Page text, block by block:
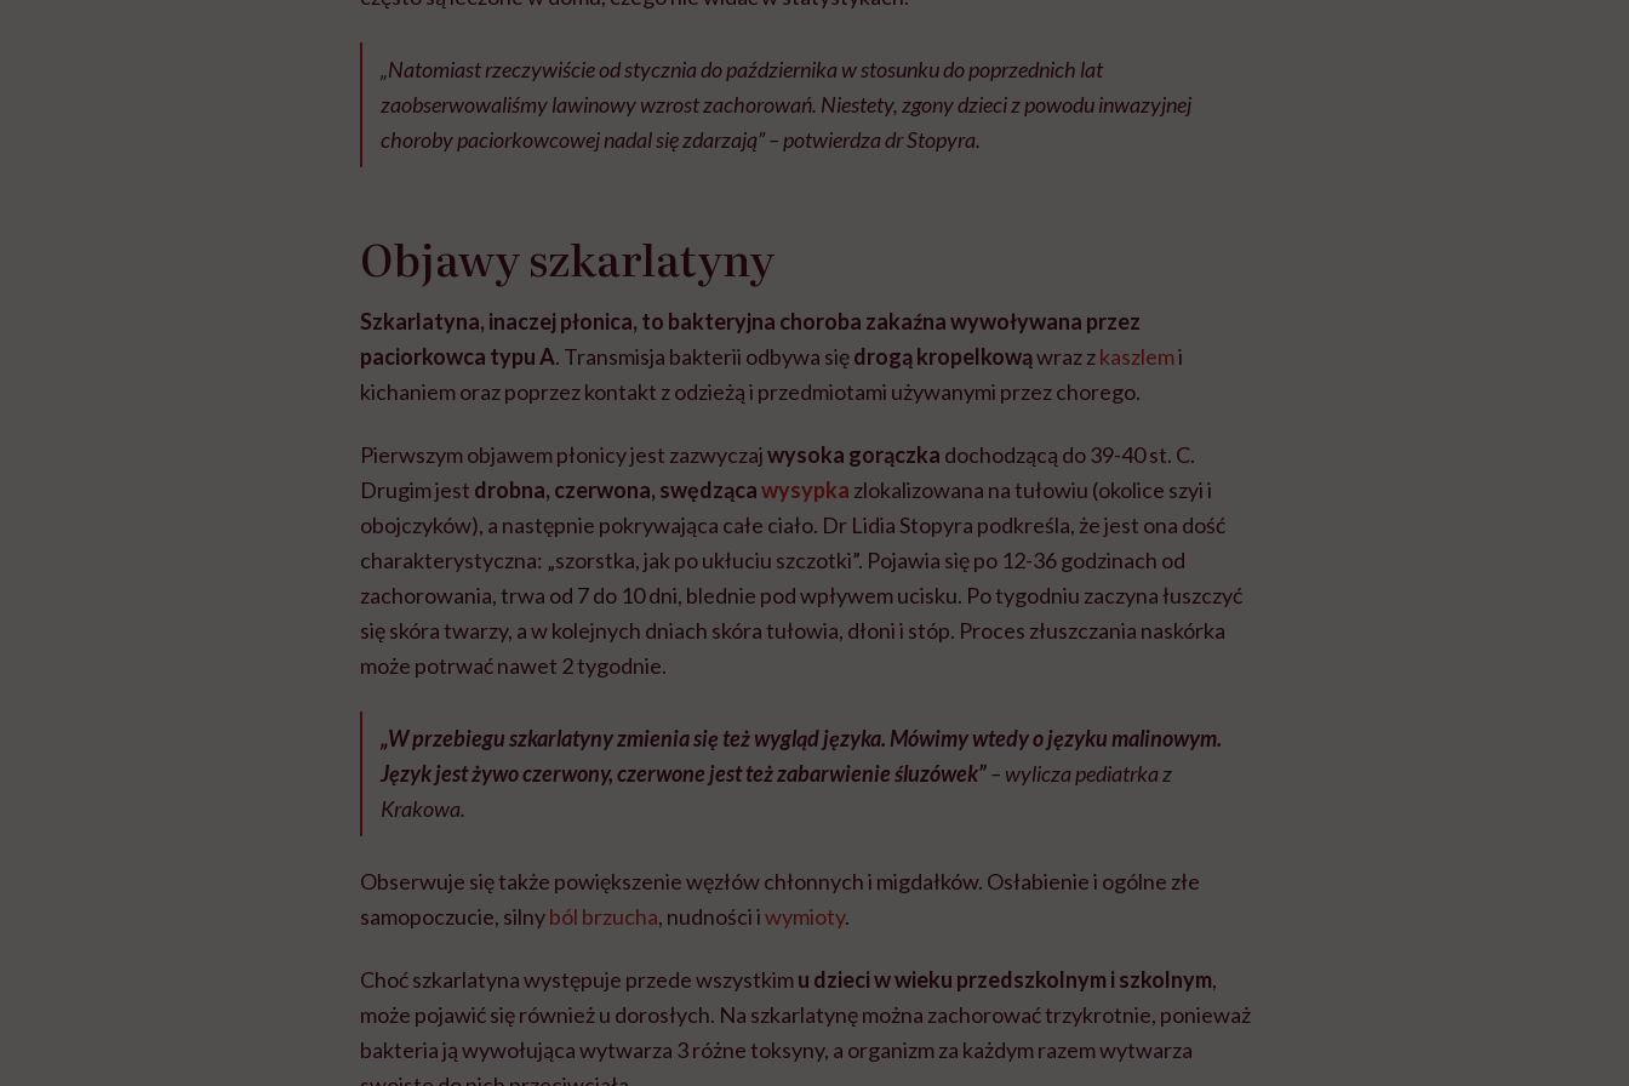
„Natomiast rzeczywiście od stycznia do października w stosunku do poprzednich lat
zaobserwowaliśmy lawinowy wzrost zachorowań. Niestety, zgony dzieci z powodu inwazyjnej
choroby paciorkowcowej nadal się zdarzają” – potwierdza dr Stopyra.
Objawy szkarlatyny
Szkarlatyna, inaczej płonica, to bakteryjna choroba zakaźna wywoływana przez
paciorkowca typu A. Transmisja bakterii odbywa siędrogą kropelkowąwraz zkaszlemi
kichaniem oraz poprzez kontakt z odzieżą i przedmiotami używanymi przez chorego.
Pierwszym objawem płonicy jest zazwyczajwysoka gorączka dochodzącą do 39-40 st. C.
Drugim jest drobna, czerwona, swędzącawysypka zlokalizowana na tułowiu (okolice szyi i
obojczyków), a następnie pokrywająca całe ciało. Dr Lidia Stopyra podkreśla, że jest ona dość
charakterystyczna: „szorstka, jak po ukłuciu szczotki”. Pojawia się po 12-36 godzinach od
zachorowania, trwa od 7 do 10 dni, blednie pod wpływem ucisku. Po tygodniu zaczyna łuszczyć
się skóra twarzy, a w kolejnych dniach skóra tułowia, dłoni i stóp. Proces złuszczania naskórka
może potrwać nawet 2 tygodnie.
„W przebiegu szkarlatyny zmienia się też wygląd języka. Mówimy wtedy o języku malinowym.
Język jest żywo czerwony, czerwone jest też zabarwienie śluzówek”– wylicza pediatrka z
Krakowa.
Obserwuje się także powiększenie węzłów chłonnych i migdałków. Osłabienie i ogólne złe
samopoczucie, silnyból brzucha, nudności iwymioty.
Choć szkarlatyna występuje przede wszystkimu dzieci w wieku przedszkolnym i szkolnym,
może pojawić się również u dorosłych. Na szkarlatynę można zachorować trzykrotnie, ponieważ
bakteria ją wywołująca wytwarza 3 różne toksyny, a organizm za każdym razem wytwarza